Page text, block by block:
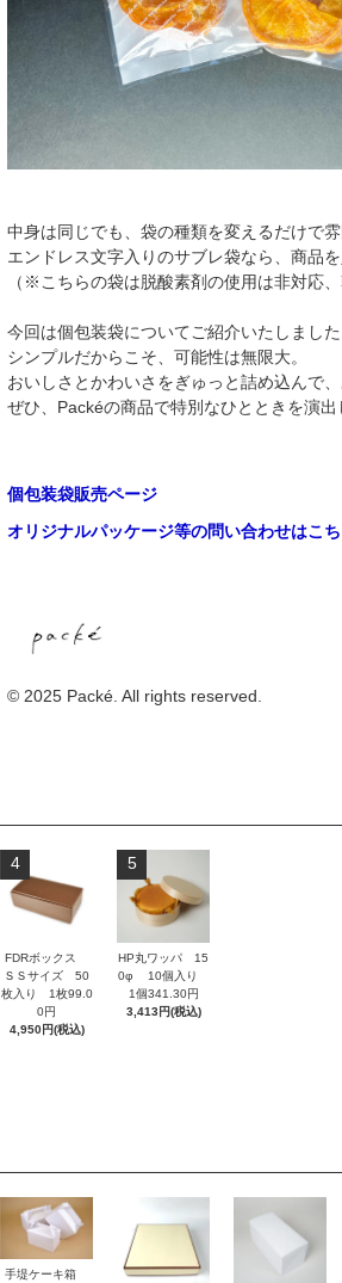
中身は同じでも、袋の種類を変えるだけで
エンドレス文字入りのサブレ袋なら、商品
（※こちらの袋は脱酸素剤の使用は非対応
今回は個包装袋についてご紹介いたしました
シンプルだからこそ、可能性は無限大。
おいしさとかわいさをぎゅっと詰め込んで
ぜひ、Packéの商品で特別なひとときを演出
個包装袋販売ページ
オリジナルパッケージ等の問い合わせはこ
© 2025 Packé. All rights reserved.
4
FDRボックス
ＳＳサイズ 50
枚入り 1枚99.0
0円
4,950円(税込)
5
HP丸ワッパ 15
0φ 10個入り
1個341.30円
3,413円(税込)
手堤ケーキ箱